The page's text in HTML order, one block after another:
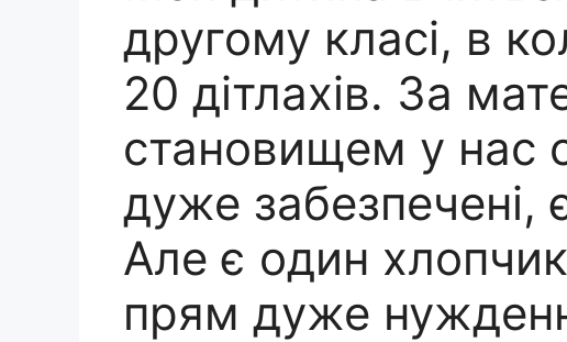
другому класі, в
20 дітлахів. За
становищем у нас
дуже забезпечені,
Але є один
прям дуже